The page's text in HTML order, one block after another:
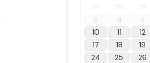
27 28 29
3
4 5
10
11 12
17
18 19
24
25 26